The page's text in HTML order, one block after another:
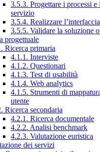
3.5.3. Progettare i processi e i
servizio
3.5.4. Realizzare
3.5.5. Validare la soluzione
progettuale
Ricerca primaria
4.1.1. Interviste
4.1.2. Questionari
4.1.3. Test di usabilità
4.1.4. Web analytics
4.1.5. Strumenti di
utente
Ricerca secondaria
4.2.1. Ricerca documentale
4.2.2. Analisi benchmark
4.2.3. Valutazione euristica
dei servizi